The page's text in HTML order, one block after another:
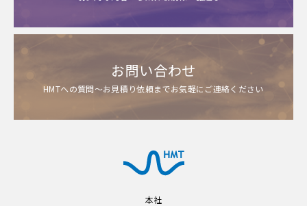
お問い合わせ
HMTへの質問～お見積り依頼までお気軽にご連絡ください
本社